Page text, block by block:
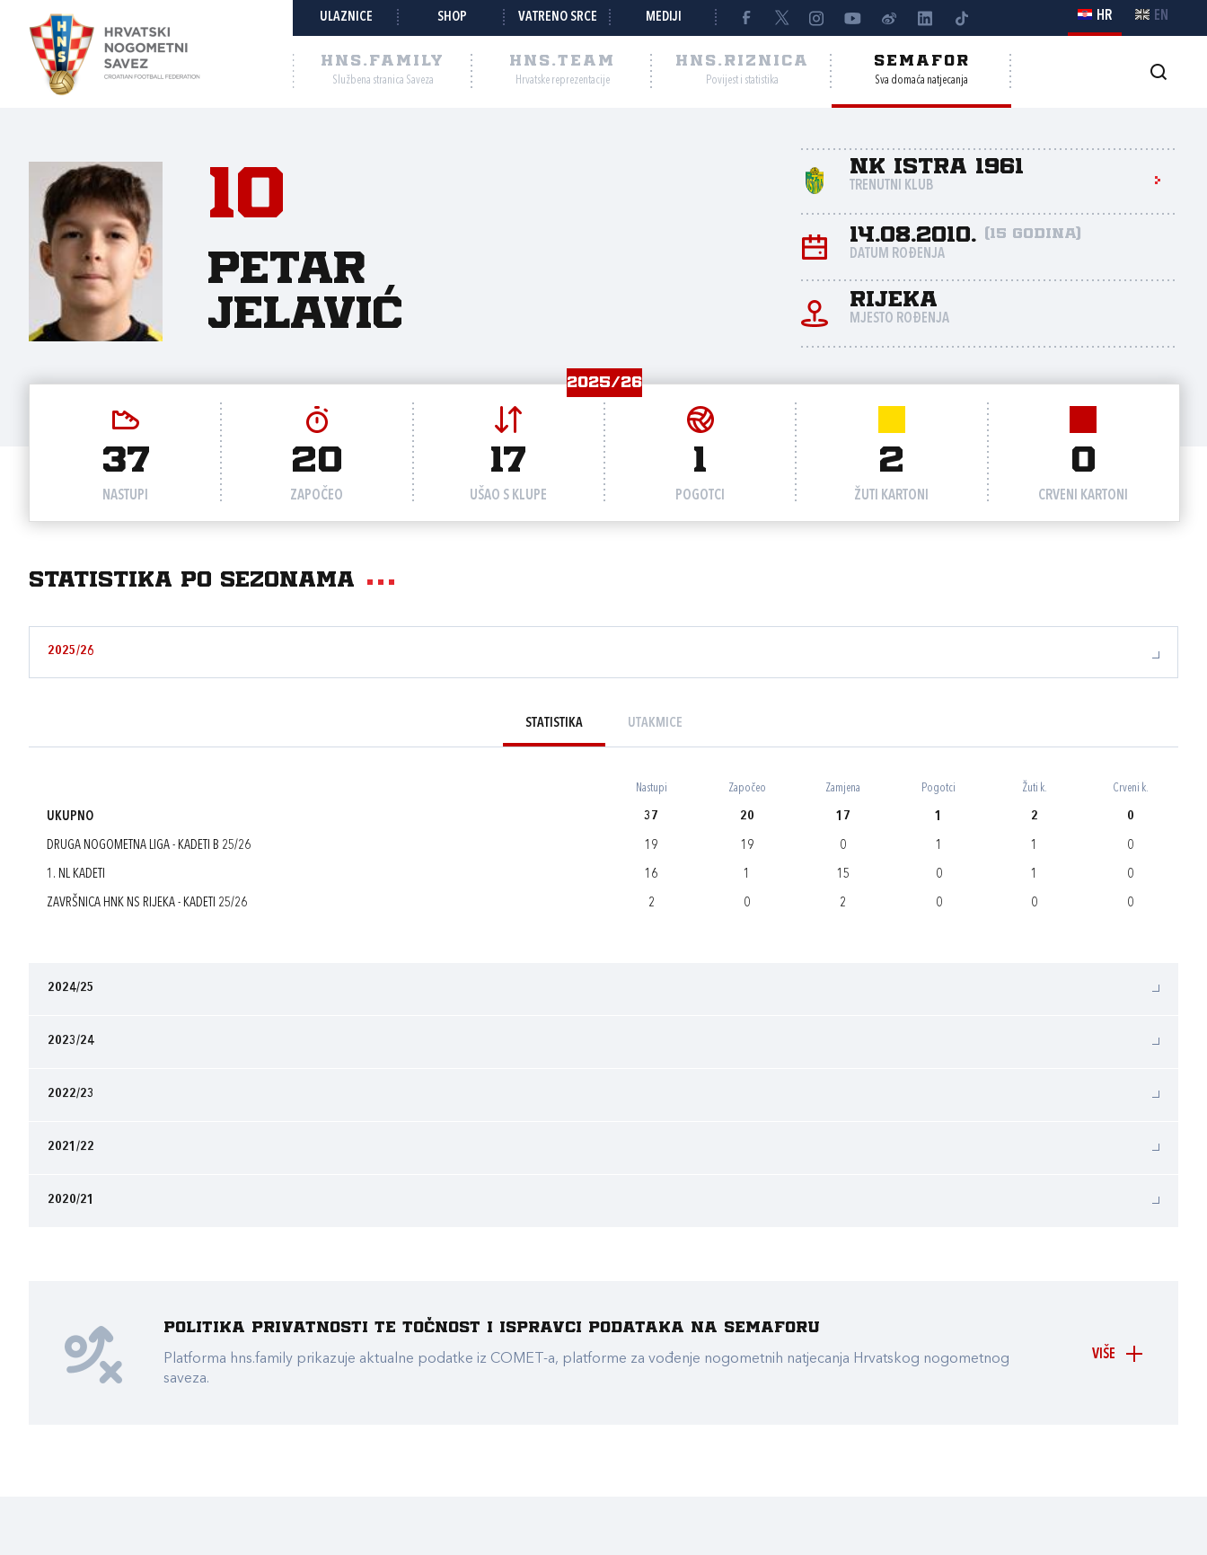
ULAZNICE SHOP VATRENO SRCE MEDIJI HR EN
HNS.FAMILY
Službena stranica Saveza
HNS.TEAM
Hrvatske reprezentacije
HNS.RIZNICA
Povijest i statistika
SEMAFOR
Sva domaća natjecanja
10
Petar
Jelavić
NK Istra 1961
TRENUTNI KLUB
14.08.2010. (15 godina)
DATUM ROĐENJA
Rijeka
MJESTO ROĐENJA
2025/26
37
NASTUPI
20
ZAPOČEO
17
UŠAO S KLUPE
1
POGOTCI
2
ŽUTI KARTONI
0
CRVENI KARTONI
Statistika po sezonama
2025/26
STATISTIKA UTAKMICE
Nastupi Započeo Zamjena Pogotci Žuti k. Crveni k.
UKUPNO 37 20 17 1 2 0
DRUGA NOGOMETNA LIGA - KADETI B 25/26 19 19 0 1 1 0
1. NL KADETI 16 1 15 0 1 0
ZAVRŠNICA HNK NS RIJEKA - KADETI 25/26 2 0 2 0 0 0
2024/25
2023/24
2022/23
2021/22
2020/21
VIŠE
Politika privatnosti te točnost i ispravci podataka na Semaforu
Platforma hns.family prikazuje aktualne podatke iz COMET-a, platforme za vođenje nogometnih natjecanja Hrvatskog nogometnog
saveza.